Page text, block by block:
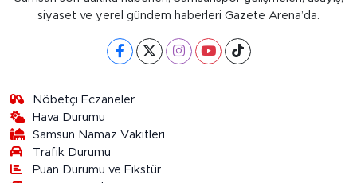
siyaset ve yerel gündem haberleri Gazete Arena’da.
Nöbetçi Eczaneler
Hava Durumu
Samsun Namaz Vakitleri
Trafik Durumu
Puan Durumu ve Fikstür